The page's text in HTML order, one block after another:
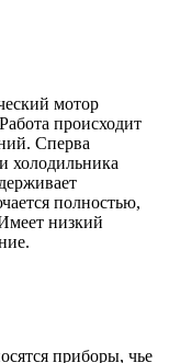
мотор
происходит
Сперва
холодильника
полностью,
низкий
приборы, чье